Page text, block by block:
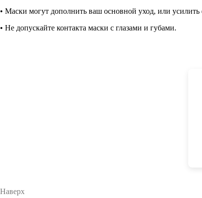
• Маски могут дополнить ваш основной уход, или усилить
• Не допускайте контакта маски с глазами и губами.
Наверх